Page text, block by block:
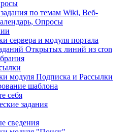
по темам Wiki, Веб-
Опросы
сервера и модуля портала
Открытых линий из cron
модуля Подписка и Рассылки
шаблона
себя
задания
сведения